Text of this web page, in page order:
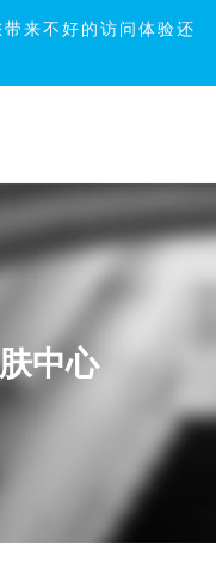
来不好的访问体验还
中心